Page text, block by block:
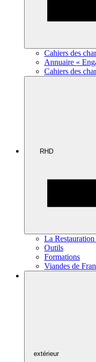
Cahiers des
Annuaire «
Cahiers des
RHD
La
Outils
Formations
Viandes de
extérieur